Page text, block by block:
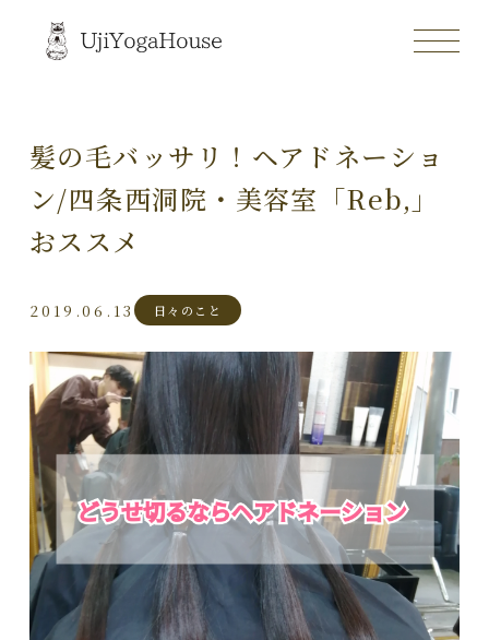
髪の毛バッサリ！ヘアドネーショ
ン/四条西洞院・美容室「Reb,」
おススメ
2019.06.13 日々のこと